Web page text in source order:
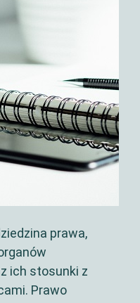
prawa,
ich stosunki z
Prawo